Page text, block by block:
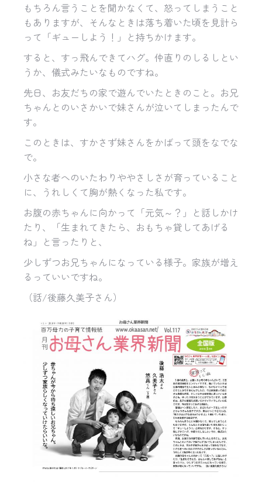
もちろん言うことを聞かなくて、怒ってしまうこと
もありますが、そんなときは落ち着いた頃を見計ら
って「ギューしよう！」と持ちかけます。
すると、すっ飛んできてハグ。仲直りのしるしとい
うか、儀式みたいなものですね。
先日、お友だちの家で遊んでいたときのこと。お兄
ちゃんとのいさかいで妹さんが泣いてしまったんで
す。
このときは、すかさず妹さんをかばって頭をなでな
で。
小さな者へのいたわりややさしさが育っていること
に、うれしくて胸が熱くなった私です。
お腹の赤ちゃんに向かって「元気～？」と話しかけ
たり、「生まれてきたら、おもちゃ貸してあげる
ね」と言ったりと、
少しずつお兄ちゃんになっている様子。家族が増え
るっていいですね。
（話/後藤久美子さん）